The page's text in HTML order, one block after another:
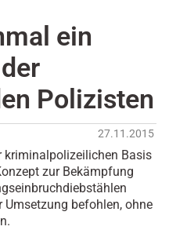
ein
Polizisten
27.11.2015
kriminalpolizeilichen Basis
zur Bekämpfung
Umsetzung befohlen, ohne